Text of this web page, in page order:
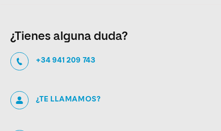
¿Tienes alguna duda?
+34 941 209 743
¿TE LLAMAMOS?